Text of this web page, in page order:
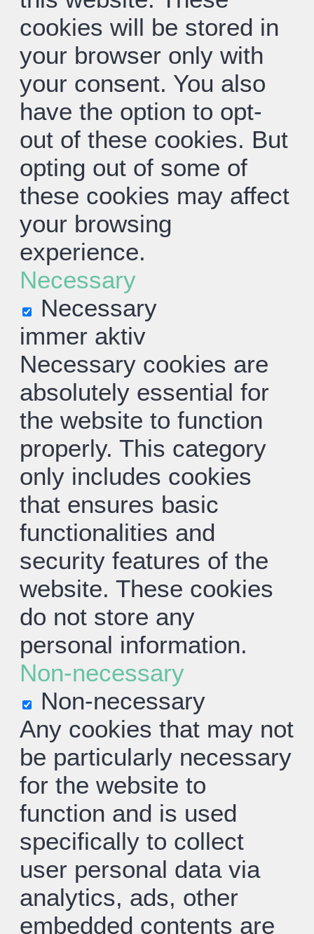
cookies will be stored in
your browser only with
your consent. You also
have the option to opt-
out of these cookies. But
opting out of some of
these cookies may affect
your browsing
experience.
Necessary
Necessary
immer aktiv
Necessary cookies are
absolutely essential for
the website to function
properly. This category
only includes cookies
that ensures basic
functionalities and
security features of the
website. These cookies
do not store any
personal information.
Non-necessary
Non-necessary
Any cookies that may not
be particularly necessary
for the website to
function and is used
specifically to collect
user personal data via
analytics, ads, other
embedded contents are